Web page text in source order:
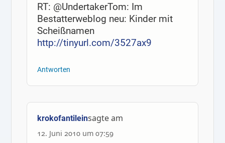
RT: @UndertakerTom: Im
Bestatterweblog neu: Kinder mit
Scheißnamen
http://tinyurl.com/3527ax9
Antworten
krokofantileinsagte am
12. Juni 2010 um 07:59